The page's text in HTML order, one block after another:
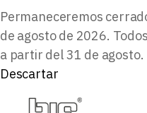
Permaneceremos
de agosto de 2026.
a partir del 31 de
Descartar